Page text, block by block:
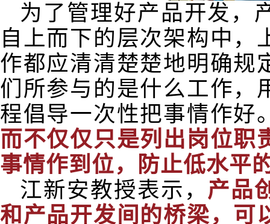
为了管理好产品开发，
自上而下的层次架构中，
作都应清清楚楚地明确规
们所参与的是什么工作，
程倡导一次性把事情作好
而不仅仅只是列出岗位职
事情作到位，防止低水平
江新安教授表示， 产品
和产品开发间的桥梁，可